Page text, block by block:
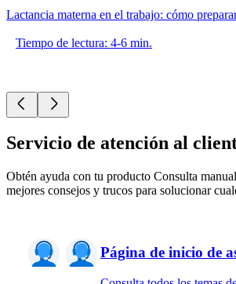
Lactancia materna en el trabajo: cómo
Tiempo de lectura: 4-6 min.
Servicio de atención al
Obtén ayuda con tu producto Consulta
mejores consejos y trucos para solucionar
Página de inicio de